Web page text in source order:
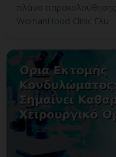
πλάνο
WomanHood Clinic Γλυ